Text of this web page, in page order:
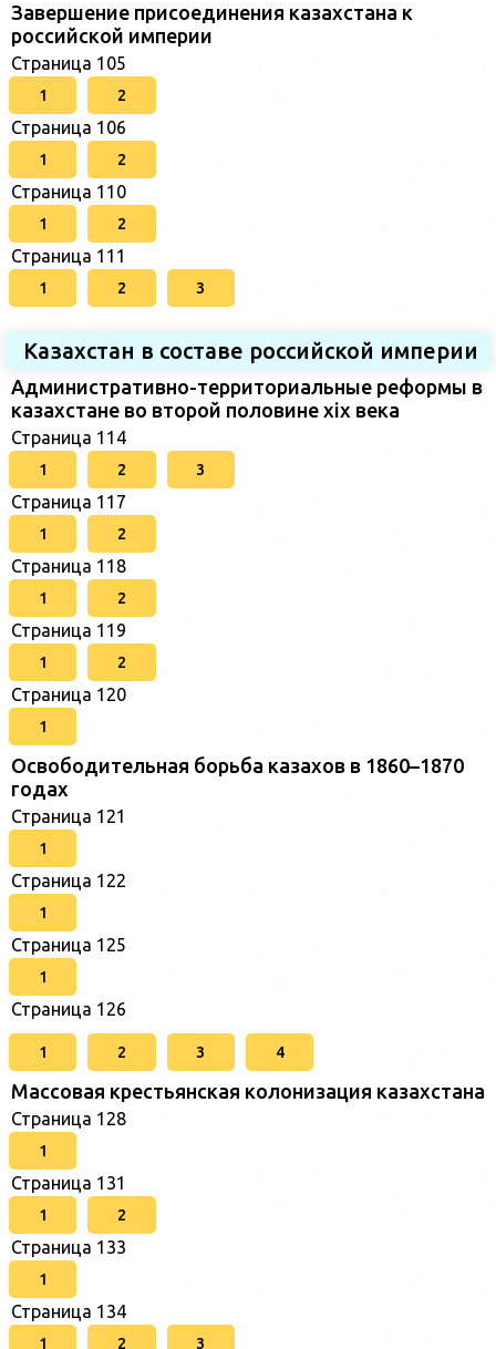
Завершение присоединения казахстана к
российской империи
Страница 105
1 2
Страница 106
1 2
Страница 110
1 2
Страница 111
1 2 3
Казахстан в составе российской империи
Административно-территориальные реформы в
казахстане во второй половине xix века
Страница 114
1 2 3
Страница 117
1 2
Страница 118
1 2
Страница 119
1 2
Страница 120
1
Освободительная борьба казахов в 1860–1870
годах
Страница 121
1
Страница 122
1
Страница 125
1
Страница 126
1 2 3 4
Массовая крестьянская колонизация казахстана
Страница 128
1
Страница 131
1 2
Страница 133
1
Страница 134
1 2 3